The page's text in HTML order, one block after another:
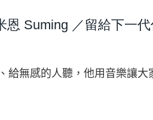
恩 Suming ／留給下一
給無感的人聽，他用音樂讓